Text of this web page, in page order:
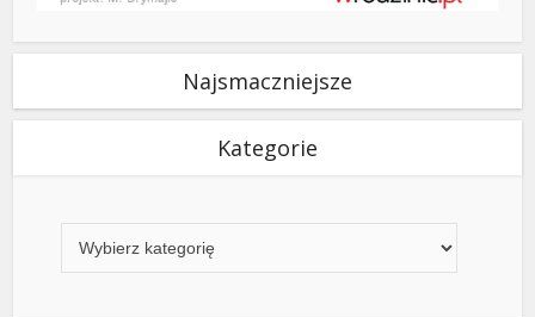
Najsmaczniejsze
Kategorie